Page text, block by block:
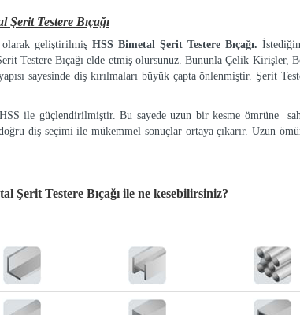
Testere Bıçağı
geliştirilmiş HSS Bimetal Şerit Testere Bıçağı.
Testere Bıçağı elde etmiş olursunuz. Bununla Çelik Kirişler,
sayesinde diş kırılmaları büyük çapta önlenmiştir. Şerit
ile güçlendirilmiştir. Bu sayede uzun bir kesme ömrüne
diş seçimi ile mükemmel sonuçlar ortaya çıkarır. Uzun
Şerit Testere Bıçağı ile ne kesebilirsiniz?